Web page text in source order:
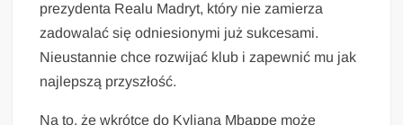
prezydenta Realu Madryt, który nie zamierza
zadowalać się odniesionymi już sukcesami.
Nieustannie chce rozwijać klub i zapewnić mu jak
najlepszą przyszłość.
Na to, że wkrótce do Kyliana Mbappe może